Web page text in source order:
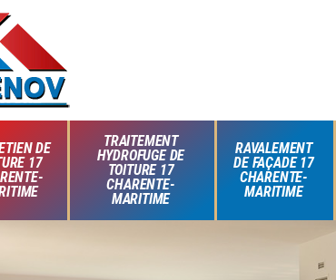
DE
17
TRAITEMENT
HYDROFUGE DE
TOITURE 17
CHARENTE-
MARITIME
RAVALEMENT
DE FAÇADE 17
CHARENTE-
MARITIME